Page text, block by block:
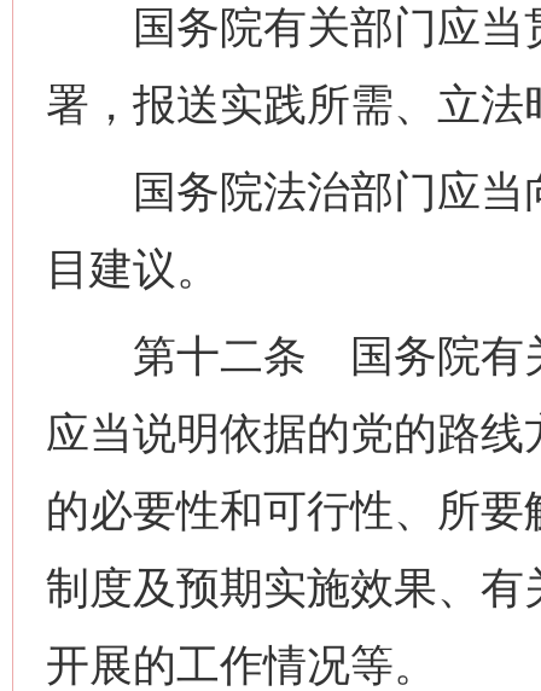
国务院有关部门应当
署，报送实践所需、立
国务院法治部门应当
目建议。
第十二条 国务院有关
应当说明依据的党的路
的必要性和可行性、所
制度及预期实施效果、
开展的工作情况等。